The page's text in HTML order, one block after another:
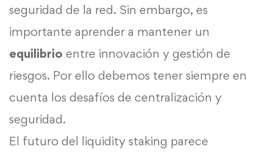
seguridad de la red. Sin embargo, es
importante aprender a mantener un
equilibrio entre innovación y gestión de
riesgos. Por ello debemos tener siempre en
cuenta los desafíos de centralización y
seguridad.
El futuro del liquidity staking parece